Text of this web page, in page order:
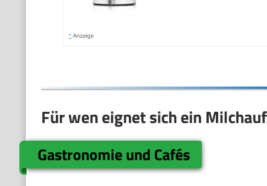
* Anzeige
Für wen eignet sich ein
Gastronomie und Cafés